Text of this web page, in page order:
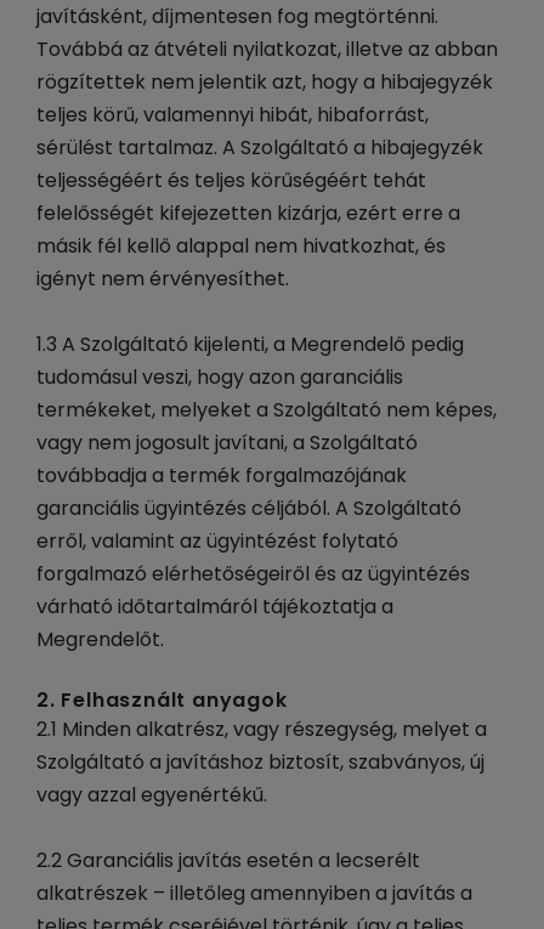
javításként, díjmentesen fog megtörténni.
Továbbá az átvételi nyilatkozat, illetve az abban
rögzítettek nem jelentik azt, hogy a hibajegyzék
teljes körű, valamennyi hibát, hibaforrást,
sérülést tartalmaz. A Szolgáltató a hibajegyzék
teljességéért és teljes körűségéért tehát
felelősségét kifejezetten kizárja, ezért erre a
másik fél kellő alappal nem hivatkozhat, és
igényt nem érvényesíthet.
1.3 A Szolgáltató kijelenti, a Megrendelő pedig
tudomásul veszi, hogy azon garanciális
termékeket, melyeket a Szolgáltató nem képes,
vagy nem jogosult javítani, a Szolgáltató
továbbadja a termék forgalmazójának
garanciális ügyintézés céljából. A Szolgáltató
erről, valamint az ügyintézést folytató
forgalmazó elérhetőségeiről és az ügyintézés
várható időtartalmáról tájékoztatja a
Megrendelőt.
2. Felhasznált anyagok
2.1 Minden alkatrész, vagy részegység, melyet a
Szolgáltató a javításhoz biztosít, szabványos, új
vagy azzal egyenértékű.
2.2 Garanciális javítás esetén a lecserélt
alkatrészek – illetőleg amennyiben a javítás a